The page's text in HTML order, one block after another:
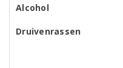
Alcohol
Druivenrassen